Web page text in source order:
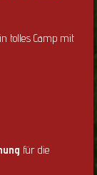
tolles Camp mit
für die